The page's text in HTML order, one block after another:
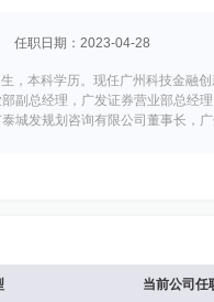
任职日期：2023-04-28
，本科学历。现任广州科技金融
副总经理，广发证券营业部总经
城发规划咨询有限公司董事长，
商管理专业，学士学位。现任中
有限公司总经理；2013年12月至
当前公司任